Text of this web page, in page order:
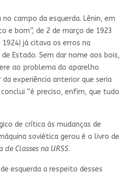
campo da esquerda. Lênin, em
e bom”, de 2 de março de 1923
já citava os erros na
Estado. Sem dar nome aos bois,
ao problema do aparelho
experiência anterior que seria
“é preciso, enfim, que tudo
de crítica às mudanças de
soviética gerou é o livro de
de Classes na URSS.
esquerda a respeito desses